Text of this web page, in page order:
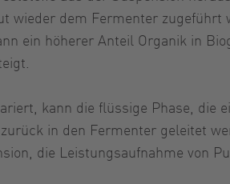
wieder dem Fermenter zugeführt
ein höherer Anteil Organik in
kann die flüssige Phase, die
in den Fermenter geleitet
die Leistungsaufnahme von